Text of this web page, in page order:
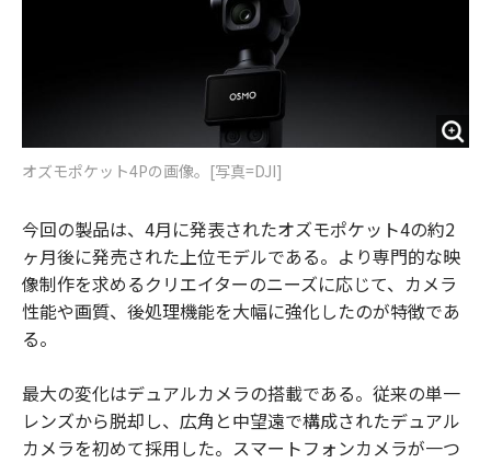
オズモポケット4Pの画像。[写真=DJI]
今回の製品は、4月に発表されたオズモポケット4の約2
ヶ月後に発売された上位モデルである。より専門的な映
像制作を求めるクリエイターのニーズに応じて、カメラ
性能や画質、後処理機能を大幅に強化したのが特徴であ
る。
最大の変化はデュアルカメラの搭載である。従来の単一
レンズから脱却し、広角と中望遠で構成されたデュアル
カメラを初めて採用した。スマートフォンカメラが一つ